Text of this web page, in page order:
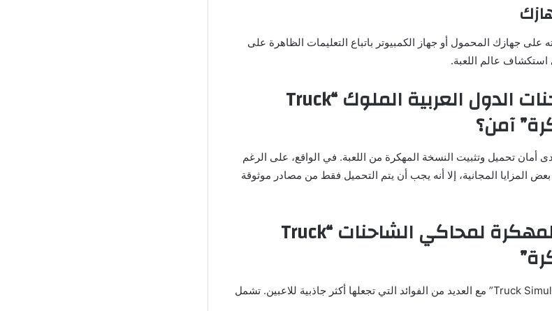
على جهازك المحمول أو جهاز الكمبيوتر باتباع التعليمات الظاهرة على
استكشاف عالم اللعبة.
5. هل محاكي الشاحنات الدول العربية الملوك “Truck
أمان تحميل وتثبيت النسخة المهكرة من اللعبة. في الواقع، على الرغم
المزايا المجانية، إلا أنه يجب أن يتم التحميل فقط من مصادر موثوقة
6. مميزات النسخة المهكرة لمحاكي الشاحنات “Truck
تأتي النسخة المهكرة من “Truck Simulator Arab” مع العديد من الفوائد التي تجعلها أكثر جاذبية للاعبين. تشمل